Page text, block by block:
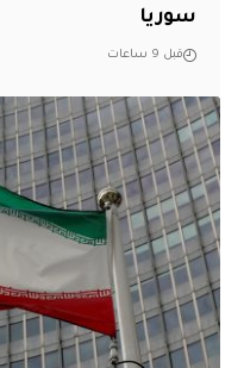
سوريا
قبل 9 ساعات